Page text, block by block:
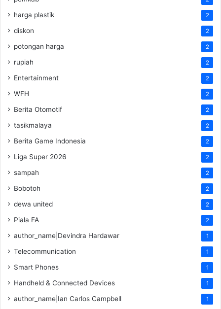
harga plastik 2
diskon 2
potongan harga 2
rupiah 2
Entertainment 2
WFH 2
Berita Otomotif 2
tasikmalaya 2
Berita Game Indonesia 2
Liga Super 2026 2
sampah 2
Bobotoh 2
dewa united 2
Piala FA 2
author_name|Devindra Hardawar 1
Telecommunication 1
Smart Phones 1
Handheld & Connected Devices 1
author_name|Ian Carlos Campbell 1